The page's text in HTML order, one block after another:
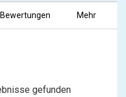
Bewertungen Mehr
gefunden